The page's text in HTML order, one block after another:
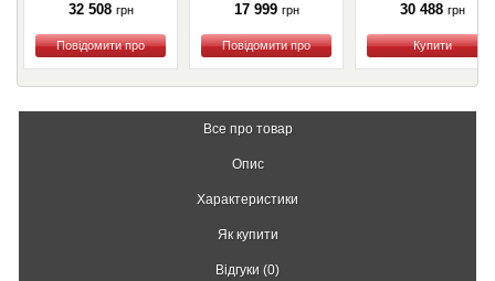
32 508 грн
Купити
17 999 грн
Купити
30 488 грн
Купити
Все про товар
Опис
Характеристики
Як купити
Відгуки (0)